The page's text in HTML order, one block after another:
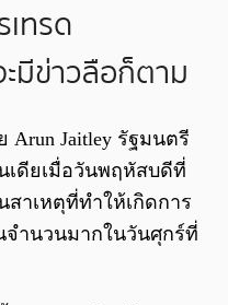
ทรด
มีข่าวลือก็ตาม
Jaitley รัฐมนตรี
เดียเมื่อวันพฤหัสบดีที่
าเหตุที่ทำให้เกิดการ
จำนวนมากในวันศุกร์ที่